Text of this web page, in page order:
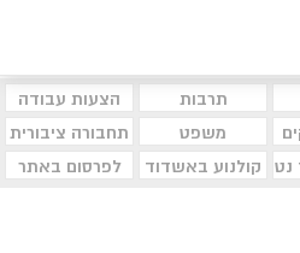
תרבות
הצעות עבודה
משפט
תחבורה ציבורית
נט קולנוע באשדוד לפרסום באתר